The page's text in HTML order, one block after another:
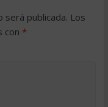
será publicada. Los
con *